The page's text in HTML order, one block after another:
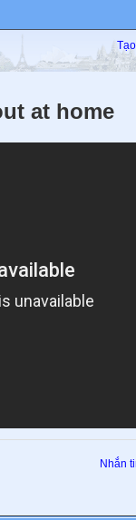
at home
Nhắn